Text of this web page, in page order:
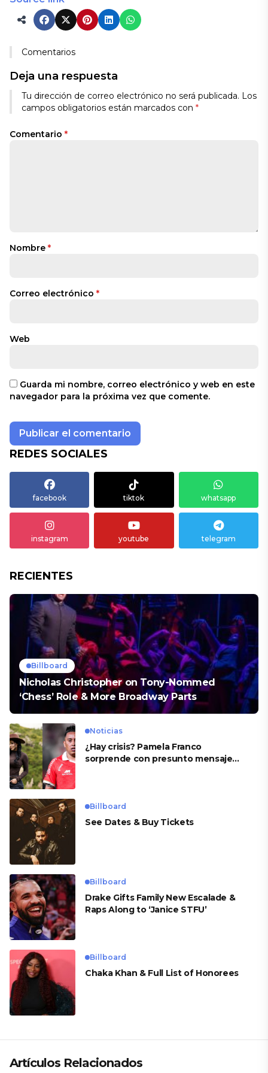
Comentarios
Deja una respuesta
Tu dirección de correo electrónico no será publicada. Los
campos obligatorios están marcados con *
Comentario *
Nombre *
Correo electrónico *
Web
Guarda mi nombre, correo electrónico y web en este
navegador para la próxima vez que comente.
REDES SOCIALES
facebook tiktok whatsapp
instagram youtube telegram
RECIENTES
Billboard
Nicholas Christopher on Tony-Nommed
‘Chess’ Role & More Broadway Parts
Noticias
¿Hay crisis? Pamela Franco
sorprende con presunto mensaje
Billboard
See Dates & Buy Tickets
Billboard
Drake Gifts Family New Escalade &
Raps Along to ‘Janice STFU’
Billboard
Chaka Khan & Full List of Honorees
Artículos Relacionados